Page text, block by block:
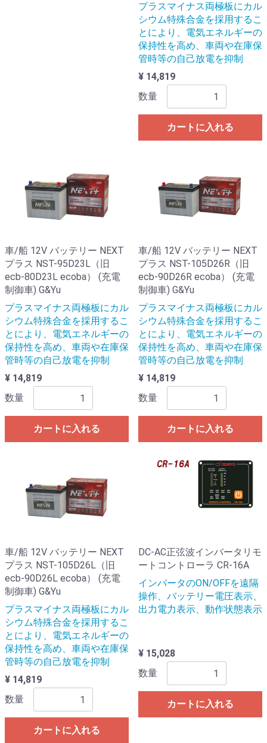
プラスマイナス両極板にカル
シウム特殊合金を採用するこ
とにより、電気エネルギーの
保持性を高め、車両や在庫保
管時等の自己放電を抑制
¥ 14,819
数量
カートに入れる
車/船 12V バッテリー NEXT
プラス NST-95D23L（旧
ecb-80D23L ecoba） (充電
制御車) G&Yu
プラスマイナス両極板にカル
シウム特殊合金を採用するこ
とにより、電気エネルギーの
保持性を高め、車両や在庫保
管時等の自己放電を抑制
¥ 14,819
数量
カートに入れる
車/船 12V バッテリー NEXT
プラス NST-105D26R（旧
ecb-90D26R ecoba） (充電
制御車) G&Yu
プラスマイナス両極板にカル
シウム特殊合金を採用するこ
とにより、電気エネルギーの
保持性を高め、車両や在庫保
管時等の自己放電を抑制
¥ 14,819
数量
カートに入れる
車/船 12V バッテリー NEXT
プラス NST-105D26L（旧
ecb-90D26L ecoba） (充電
制御車) G&Yu
プラスマイナス両極板にカル
シウム特殊合金を採用するこ
とにより、電気エネルギーの
保持性を高め、車両や在庫保
管時等の自己放電を抑制
¥ 14,819
数量
カートに入れる
DC-AC正弦波インバータリモ
ートコントローラ CR-16A
インバータのON/OFFを遠隔
操作、バッテリー電圧表示、
出力電力表示、動作状態表示
¥ 15,028
数量
カートに入れる